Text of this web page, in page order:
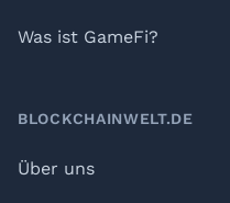
Was ist GameFi?
BLOCKCHAINWELT.DE
Über uns